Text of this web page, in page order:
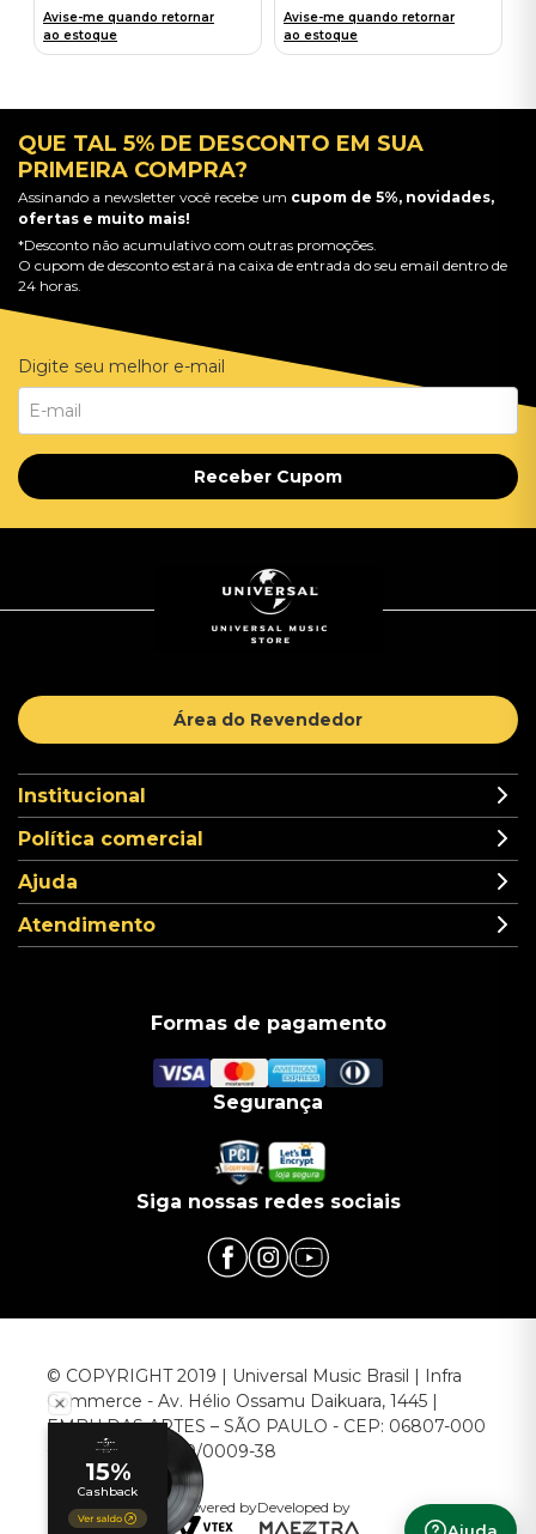
Ajuda
Avise-me quando retornar
ao estoque
Avise-me quando retornar
ao estoque
QUE TAL 5% DE DESCONTO EM SUA
PRIMEIRA COMPRA?
Assinando a newsletter você recebe um cupom de 5%, novidades,
ofertas e muito mais!
*Desconto não acumulativo com outras promoções.
O cupom de desconto estará na caixa de entrada do seu email dentro de
24 horas.
Digite seu melhor e-mail
Receber Cupom
Área do Revendedor
Institucional
Política comercial
Ajuda
Atendimento
Formas de pagamento
Segurança
Siga nossas redes sociais
© COPYRIGHT 2019 | Universal Music Brasil | Infra
Commerce - Av. Hélio Ossamu Daikuara, 1445 |
EMBU DAS ARTES – SÃO PAULO - CEP: 06807-000
CNPJ: 00.952.789/0009-38
Powered byDeveloped by